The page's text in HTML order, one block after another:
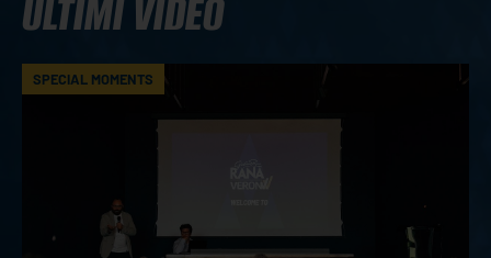
ULTIMI VIDEO
SPECIAL MOMENTS